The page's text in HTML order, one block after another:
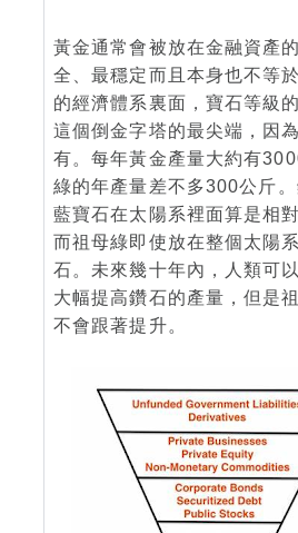
黃金通常會被放在金融資產
全、最穩定而且本身也不等
的經濟體系裏面，寶石等級
這個倒金字塔的最尖端，因
有。每年黃金產量大約有
綠的年產量差不多300公斤
藍寶石在太陽系裡面算是相
而祖母綠即使放在整個太陽
石。未來幾十年內，人類可
大幅提高鑽石的產量，但是
不會跟著提升。